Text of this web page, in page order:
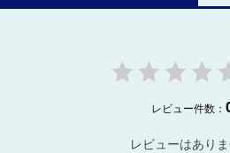
レビュー件数：
レビューはありま